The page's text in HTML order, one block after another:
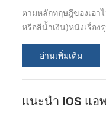
ตามหลักทฤษฎีของเอา
หรือสีน้ำเงิน)หนังเรื่อง
อ่านเพิ่มเติม
แนะนำ IOS แอ